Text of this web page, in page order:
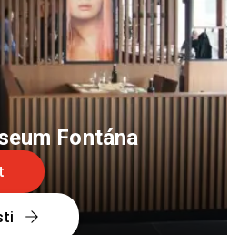
Fontána